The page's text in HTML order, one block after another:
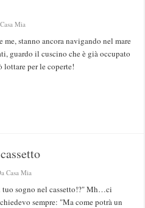
Mia
stanno ancora navigando nel mare
guardo il cuscino che è già occupato
per le coperte!
Casa Mia
sogno nel cassetto!?" Mh…ci
sempre: "Ma come potrà un